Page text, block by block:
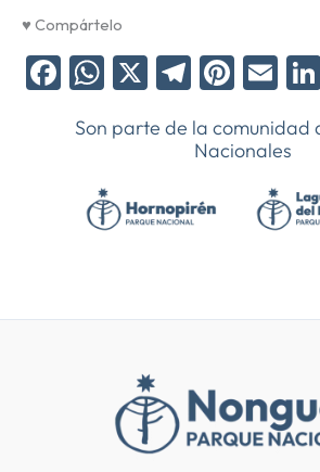
♥ Compártelo
F
c
k
W
at
s
A
p
X
Te
gr
m
Pi
er
E
ai